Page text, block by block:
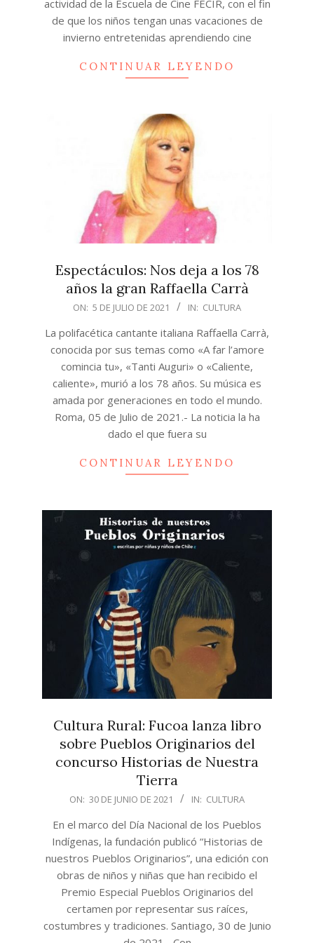
actividad de la Escuela de Cine FECIR, con el fin
de que los niños tengan unas vacaciones de
invierno entretenidas aprendiendo cine
CONTINUAR LEYENDO
Espectáculos: Nos deja a los 78
años la gran Raffaella Carrà
05
ON: 5 DE JULIO DE 2021 IN: CULTURA
La polifacética cantante italiana Raffaella Carrà,
conocida por sus temas como «A far l’amore
comincia tu», «Tanti Auguri» o «Caliente,
caliente», murió a los 78 años. Su música es
amada por generaciones en todo el mundo.
Roma, 05 de Julio de 2021.- La noticia la ha
dado el que fuera su
CONTINUAR LEYENDO
Cultura Rural: Fucoa lanza libro
sobre Pueblos Originarios del
concurso Historias de Nuestra
Tierra
2021-
30
ON: 30 DE JUNIO DE 2021 IN: CULTURA
En el marco del Día Nacional de los Pueblos
Indígenas, la fundación publicó “Historias de
nuestros Pueblos Originarios”, una edición con
obras de niños y niñas que han recibido el
Premio Especial Pueblos Originarios del
certamen por representar sus raíces,
costumbres y tradiciones. Santiago, 30 de Junio